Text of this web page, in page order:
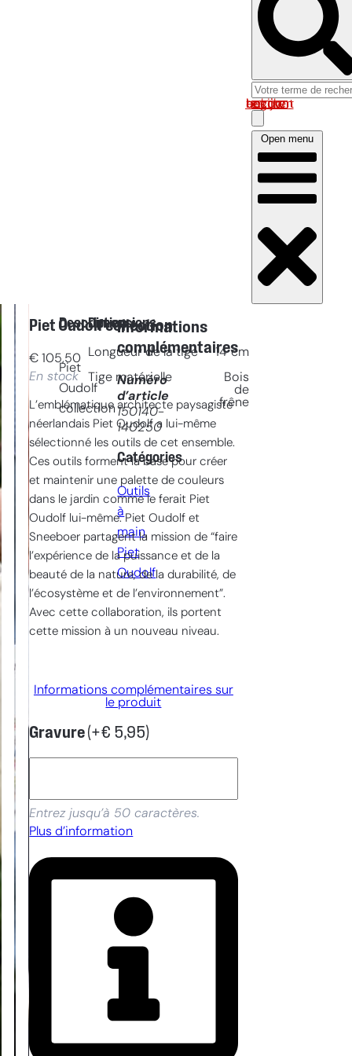
Log in om uw account te bekijken
Open menu
Piet Oudolf collection
€ 105,50
En stock
L’emblématique architecte paysagiste
néerlandais Piet Oudolf a lui-même
sélectionné les outils de cet ensemble.
Ces outils forment la base pour créer
et maintenir une palette de couleurs
dans le jardin comme le ferait Piet
Oudolf lui-même. Piet Oudolf et
Sneeboer partagent la mission de “faire
l’expérience de la puissance et de la
beauté de la nature, de la durabilité, de
l’écosystème et de l’environnement”.
Avec cette collaboration, ils portent
cette mission à un nouveau niveau.
Informations complémentaires sur
le produit
Gravure(+€ 5,95)
Entrez jusqu’à 50 caractères.
Plus d’information
Description
Piet
Oudolf
collection
Dimensions
Longueur de la tige 14 cm
Tige matérielle
Bois
de
frêne
Informations
complémentaires
Numéro
d’article
150140-
140250
Catégories
Outils
à
main
Piet
Oudolf